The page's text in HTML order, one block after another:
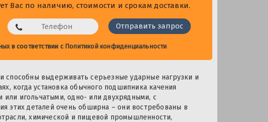
Вас по наличию, стоимости и срокам доставки.
в соответствии с Политикой конфиденциальности
способны выдерживать серьезные ударные нагрузки и
когда установка обычного подшипника качения
игольчатыми, одно- или двухрядными, с
этих деталей очень обширна – они востребованы в
химической и пищевой промышленности,